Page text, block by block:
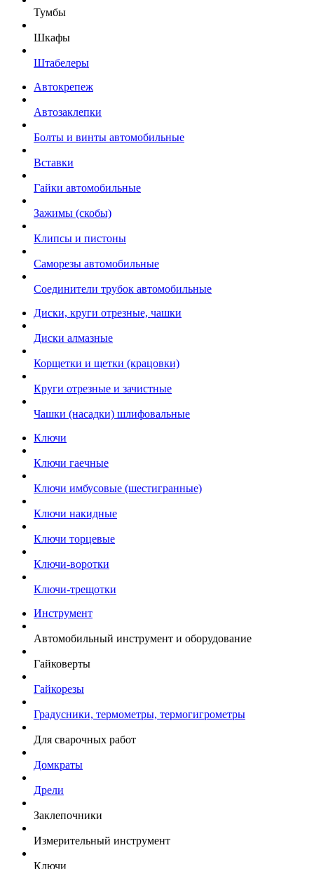
Тумбы
Шкафы
Штабелеры
Автокрепеж
Автозаклепки
Болты и винты автомобильные
Вставки
Гайки автомобильные
Зажимы (скобы)
Клипсы и пистоны
Саморезы автомобильные
Соединители трубок автомобильные
Диски, круги отрезные, чашки
Диски алмазные
Корщетки и щетки (крацовки)
Круги отрезные и зачистные
Чашки (насадки) шлифовальные
Ключи
Ключи гаечные
Ключи имбусовые (шестигранные)
Ключи накидные
Ключи торцевые
Ключи-воротки
Ключи-трещотки
Инструмент
Автомобильный инструмент и оборудование
Гайковерты
Гайкорезы
Градусники, термометры, термогигрометры
Для сварочных работ
Домкраты
Дрели
Заклепочники
Измерительный инструмент
Ключи